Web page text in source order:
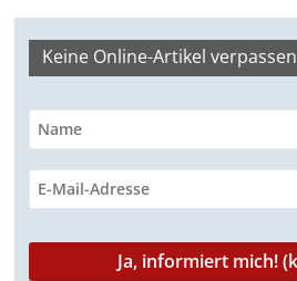
Keine Online-Artikel verpassen